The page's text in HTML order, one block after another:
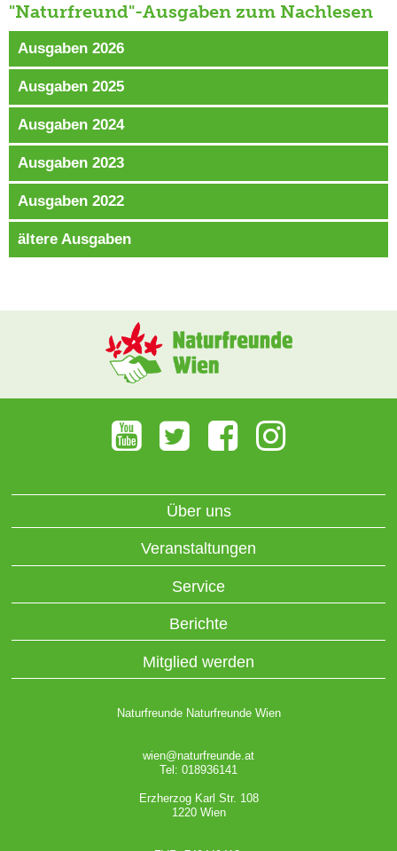
"Naturfreund"-Ausgaben zum Nachlesen
Ausgaben 2026
Ausgaben 2025
Ausgaben 2024
Ausgaben 2023
Ausgaben 2022
ältere Ausgaben
Über uns
Veranstaltungen
Service
Berichte
Mitglied werden
Naturfreunde Naturfreunde Wien
wien@naturfreunde.at
Tel: 018936141
Erzherzog Karl Str. 108
1220 Wien